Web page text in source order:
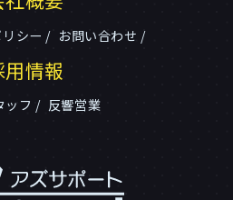
シー お問い合わせ
用情報
ッフ 反響営業